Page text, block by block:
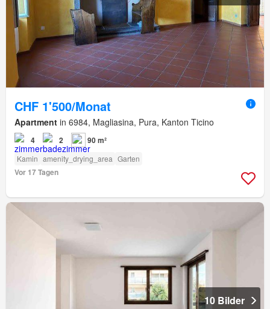
CHF 1'500/Monat
Apartment in 6984, Magliasina, Pura, Kanton Ticino
4 2 90 m²
Kamin amenity_drying_area Garten
Vor 17 Tagen
10 Bilder